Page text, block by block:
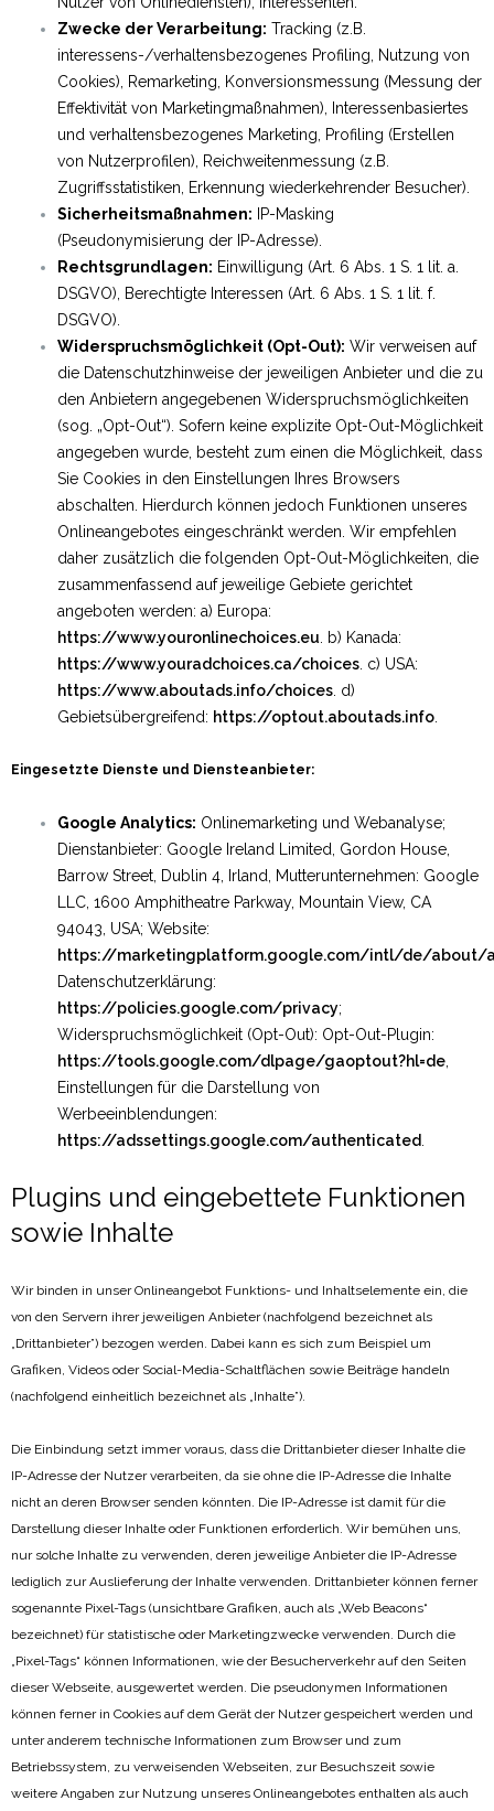
Zwecke der Verarbeitung: Tracking (z.B.
interessens-/verhaltensbezogenes Profiling, Nutzung von
Cookies), Remarketing, Konversionsmessung (Messung der
Effektivität von Marketingmaßnahmen), Interessenbasiertes
und verhaltensbezogenes Marketing, Profiling (Erstellen
von Nutzerprofilen), Reichweitenmessung (z.B.
Zugriffsstatistiken, Erkennung wiederkehrender Besucher).
Sicherheitsmaßnahmen: IP-Masking
(Pseudonymisierung der IP-Adresse).
Rechtsgrundlagen: Einwilligung (Art. 6 Abs. 1 S. 1 lit. a.
DSGVO), Berechtigte Interessen (Art. 6 Abs. 1 S. 1 lit. f.
DSGVO).
Widerspruchsmöglichkeit (Opt-Out): Wir verweisen auf
die Datenschutzhinweise der jeweiligen Anbieter und die zu
den Anbietern angegebenen Widerspruchsmöglichkeiten
(sog. „Opt-Out“). Sofern keine explizite Opt-Out-Möglichkeit
angegeben wurde, besteht zum einen die Möglichkeit, dass
Sie Cookies in den Einstellungen Ihres Browsers
abschalten. Hierdurch können jedoch Funktionen unseres
Onlineangebotes eingeschränkt werden. Wir empfehlen
daher zusätzlich die folgenden Opt-Out-Möglichkeiten, die
zusammenfassend auf jeweilige Gebiete gerichtet
angeboten werden: a) Europa:
https://www.youronlinechoices.eu . b) Kanada:
https://www.youradchoices.ca/choices . c) USA:
https://www.aboutads.info/choices . d)
Gebietsübergreifend: https://optout.aboutads.info
Eingesetzte Dienste und Diensteanbieter:
Google Analytics: Onlinemarketing und Webanalyse;
Dienstanbieter: Google Ireland Limited, Gordon House,
Barrow Street, Dublin 4, Irland, Mutterunternehmen: Google
LLC, 1600 Amphitheatre Parkway, Mountain View, CA
94043, USA; Website:
https://marketingplatform.google.com/intl/de/about/
Datenschutzerklärung:
https://policies.google.com/privacy;
Widerspruchsmöglichkeit (Opt-Out): Opt-Out-Plugin:
https://tools.google.com/dlpage/gaoptout?hl=de
Einstellungen für die Darstellung von
Werbeeinblendungen:
https://adssettings.google.com/authenticated
Plugins und eingebettete Funktionen
sowie Inhalte
Wir binden in unser Onlineangebot Funktions- und Inhaltselemente ein, die
von den Servern ihrer jeweiligen Anbieter (nachfolgend bezeichnet als
„Drittanbieter”) bezogen werden. Dabei kann es sich zum Beispiel um
Grafiken, Videos oder Social-Media-Schaltflächen sowie Beiträge handeln
(nachfolgend einheitlich bezeichnet als „Inhalte”).
Die Einbindung setzt immer voraus, dass die Drittanbieter dieser Inhalte die
IP-Adresse der Nutzer verarbeiten, da sie ohne die IP-Adresse die Inhalte
nicht an deren Browser senden könnten. Die IP-Adresse ist damit für die
Darstellung dieser Inhalte oder Funktionen erforderlich. Wir bemühen uns,
nur solche Inhalte zu verwenden, deren jeweilige Anbieter die IP-Adresse
lediglich zur Auslieferung der Inhalte verwenden. Drittanbieter können ferner
sogenannte Pixel-Tags (unsichtbare Grafiken, auch als „Web Beacons“
bezeichnet) für statistische oder Marketingzwecke verwenden. Durch die
„Pixel-Tags“ können Informationen, wie der Besucherverkehr auf den Seiten
dieser Webseite, ausgewertet werden. Die pseudonymen Informationen
können ferner in Cookies auf dem Gerät der Nutzer gespeichert werden und
unter anderem technische Informationen zum Browser und zum
Betriebssystem, zu verweisenden Webseiten, zur Besuchszeit sowie
weitere Angaben zur Nutzung unseres Onlineangebotes enthalten als auch